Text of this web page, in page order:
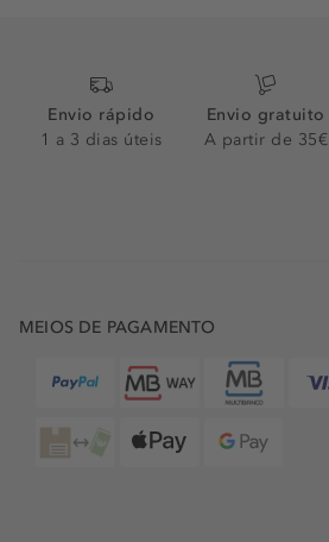
Envio rápido
1 a 3 dias úteis
Envio gratuito
A partir de 35€
MEIOS DE PAGAMENTO